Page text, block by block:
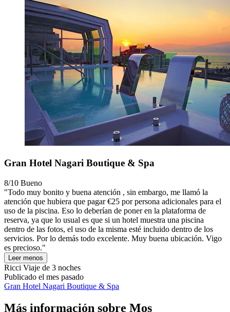
Gran Hotel Nagari Boutique & Spa
8/10 Bueno
"Todo muy bonito y buena atención , sin embargo, me llamó la
atención que hubiera que pagar €25 por persona adicionales para el
uso de la piscina. Eso lo deberían de poner en la plataforma de
reserva, ya que lo usual es que si un hotel muestra una piscina
dentro de las fotos, el uso de la misma esté incluido dentro de los
servicios. Por lo demás todo excelente. Muy buena ubicación. Vigo
es precioso."
Leer menos
Ricci Viaje de 3 noches
Publicado el mes pasado
Gran Hotel Nagari Boutique & Spa
Más información sobre Mos